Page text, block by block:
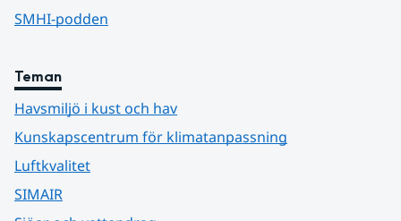
SMHI-podden
Teman
Havsmiljö i kust och hav
Kunskapscentrum för klimatanpassning
Luftkvalitet
SIMAIR